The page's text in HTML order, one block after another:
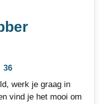
36
werk je graag in
vind je het mooi om